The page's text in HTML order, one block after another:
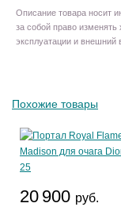
Описание товара носит
за собой право изменять
эксплуатации и внешний
Похожие товары
20 900 руб.